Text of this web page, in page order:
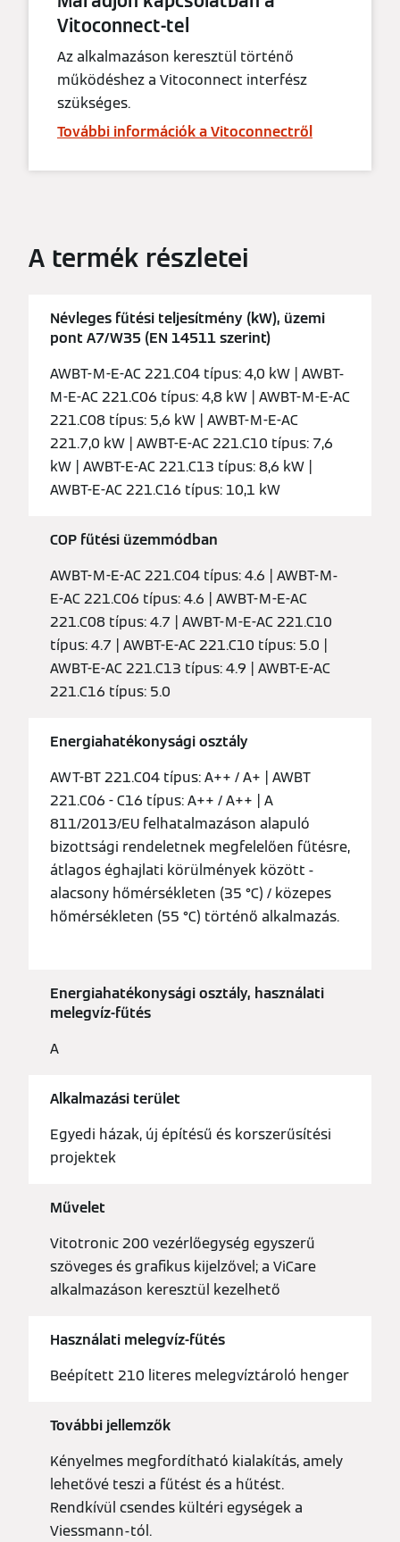
Vitoconnect-tel
Az alkalmazáson keresztül történő
működéshez a Vitoconnect interfész
szükséges.
További információk a Vitoconnectről
A termék részletei
Névleges fűtési teljesítmény (kW), üzemi
pont A7/W35 (EN 14511 szerint)
AWBT-M-E-AC 221.C04 típus: 4,0 kW | AWBT-
M-E-AC 221.C06 típus: 4,8 kW | AWBT-M-E-AC
221.C08 típus: 5,6 kW | AWBT-M-E-AC
221.7,0 kW | AWBT-E-AC 221.C10 típus: 7,6
kW | AWBT-E-AC 221.C13 típus: 8,6 kW |
AWBT-E-AC 221.C16 típus: 10,1 kW
COP fűtési üzemmódban
AWBT-M-E-AC 221.C04 típus: 4.6 | AWBT-M-
E-AC 221.C06 típus: 4.6 | AWBT-M-E-AC
221.C08 típus: 4.7 | AWBT-M-E-AC 221.C10
típus: 4.7 | AWBT-E-AC 221.C10 típus: 5.0 |
AWBT-E-AC 221.C13 típus: 4.9 | AWBT-E-AC
221.C16 típus: 5.0
Energiahatékonysági osztály
AWT-BT 221.C04 típus: A++ / A+ | AWBT
221.C06 - C16 típus: A++ / A++ | A
811/2013/EU felhatalmazáson alapuló
bizottsági rendeletnek megfelelően fűtésre,
átlagos éghajlati körülmények között -
alacsony hőmérsékleten (35 °C) / közepes
hőmérsékleten (55 °C) történő alkalmazás.
Energiahatékonysági osztály, használati
melegvíz-fűtés
A
Alkalmazási terület
Egyedi házak, új építésű és korszerűsítési
projektek
Művelet
Vitotronic 200 vezérlőegység egyszerű
szöveges és grafikus kijelzővel; a ViCare
alkalmazáson keresztül kezelhető
Használati melegvíz-fűtés
Beépített 210 literes melegvíztároló henger
További jellemzők
Kényelmes megfordítható kialakítás, amely
lehetővé teszi a fűtést és a hűtést.
Rendkívül csendes kültéri egységek a
Viessmann-tól.